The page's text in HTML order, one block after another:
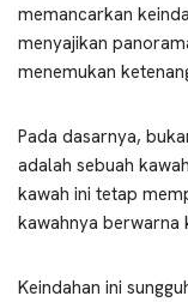
memancarkan
menyajikan
menemukan
Pada dasarnya,
adalah sebuah
kawah ini tetap
kawahnya berwarna
Keindahan ini